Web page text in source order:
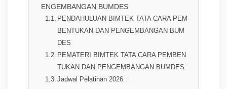
ENGEMBANGAN BUMDES
PENDAHULUAN BIMTEK TATA CARA PEM
BENTUKAN DAN PENGEMBANGAN BUM
DES
PEMATERI BIMTEK TATA CARA PEMBEN
TUKAN DAN PENGEMBANGAN BUMDES
Jadwal Pelatihan 2026 :